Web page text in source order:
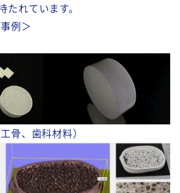
れています。
例＞
骨、歯科材料）